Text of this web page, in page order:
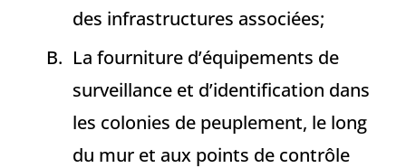
des infrastructures associées;
La fourniture d’équipements de
surveillance et d’identification dans
les colonies de peuplement, le long
du mur et aux points de contrôle